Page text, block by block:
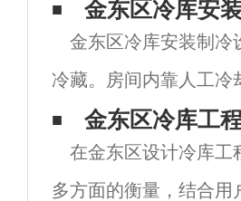
度传感器。库内温度
度恒温，自动开关机
金东区冷库安
金东区冷库安装制冷
冷藏。房间内靠人工
顶都用厚绝缘材料覆
般为白色或浅色涂装
金东区冷库工
在金东区设计冷库工
多方面的衡量，结合用